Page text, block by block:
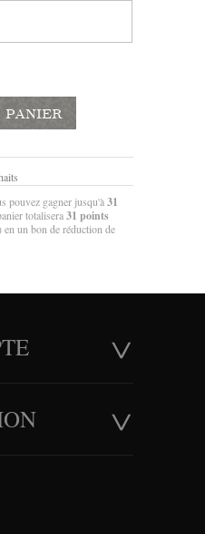
pouvez gagner jusqu'à31
totalisera31 points
un bon de réduction de